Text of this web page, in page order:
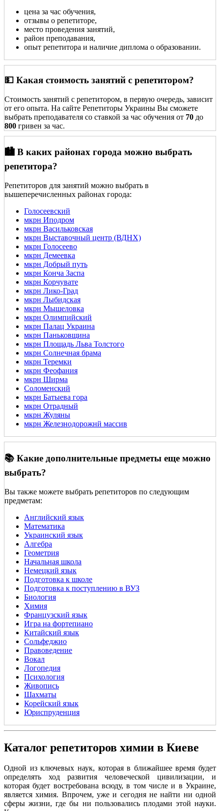
цена за час обучения,
отзывы о репетиторе,
место проведения занятий,
район преподавания,
опыт репетитора и наличие диплома о образовании.
💵 Какая стоимость занятий с репетитором?
Стоимость занятий с репетитором, в первую очередь, зависит
от его опыта. На сайте Репетиторы Украины Вы сможете
выбрать преподавателя со ставкой за час обучения от 70 до
800 гривен за час.
🏙️ В каких районах города можно выбрать
репетитора?
Репетиторов для занятий можно выбрать в
вышеперечисленных районах города:
Голосеевский
мкрн Иподром
мкрн Васильковская
мкрн Выставочный центр (ВДНХ)
мкрн Голосеево
мкрн Демеевка
мкрн Добрый путь
мкрн Конча Заспа
мкрн Корчувате
мкрн Лико-Град
мкрн Лыбидская
мкрн Мышеловка
мкрн Олимпийский
мкрн Палац Украина
мкрн Паньковщина
мкрн Площадь Льва Толстого
мкрн Солнечная брама
мкрн Теремки
мкрн Феофания
мкрн Ширма
Соломенский
мкрн Батыева гора
мкрн Отрадный
мкрн Жуляны
мкрн Железнодорожнй массив
📚 Какие дополнительные предметы еще можно
выбрать?
Вы также можете выбрать репетиторов по следующим
предметам:
Английский язык
Математика
Украинский язык
Алгебра
Геометрия
Начальная школа
Немецкий язык
Подготовка к школе
Подготовка к поступлению в ВУЗ
Биология
Химия
Французский язык
Игра на фортепиано
Китайский язык
Сольфеджио
Правоведение
Вокал
Логопедия
Психология
Живопись
Шахматы
Корейский язык
Юриспруденция
Каталог репетиторов химии в Киеве
Одной из ключевых наук, которая в ближайшее время будет
определять ход развития человеческой цивилизации, и
которая будет востребована всюду, в том числе и в Украине,
является химия. Впрочем, уже и сегодня не найти ни одной
сферы жизни, где бы ни пользовались плодами этой науки.